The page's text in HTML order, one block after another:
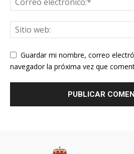
Guardar mi nombre, correo
navegador la próxima vez que